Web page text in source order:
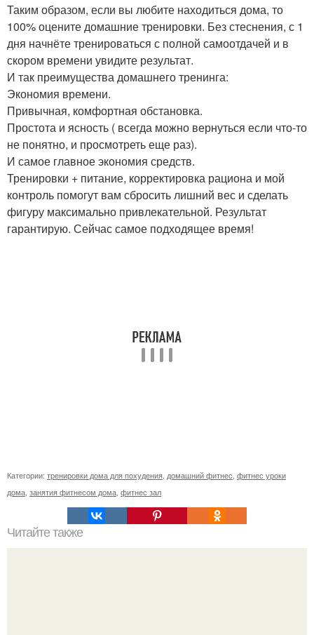
Таким образом, если вы любите находиться дома, то
100% оцените домашние тренировки. Без стеснения, с 1
дня начнёте тренироваться с полной самоотдачей и в
скором времени увидите результат.
И так преимущества домашнего тренинга:
Экономия времени.
Привычная, комфортная обстановка.
Простота и ясность ( всегда можно вернуться если что-то
не понятно, и просмотреть еще раз).
И самое главное экономия средств.
Тренировки + питание, корректировка рациона и мой
контроль помогут вам сбросить лишний вес и сделать
фигуру максимально привлекательной. Результат
гарантирую. Сейчас самое подходящее время!
Категории: тренировки дома для похудения домашний фитнес фитнес уроки
дома занятия фитнесом дома фитнес зал
Читайте также